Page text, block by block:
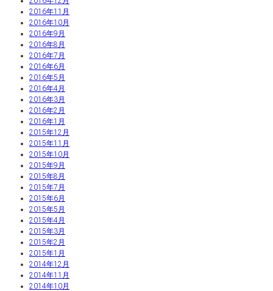
2016年11月
2016年10月
2016年9月
2016年8月
2016年7月
2016年6月
2016年5月
2016年4月
2016年3月
2016年2月
2016年1月
2015年12月
2015年11月
2015年10月
2015年9月
2015年8月
2015年7月
2015年6月
2015年5月
2015年4月
2015年3月
2015年2月
2015年1月
2014年12月
2014年11月
2014年10月